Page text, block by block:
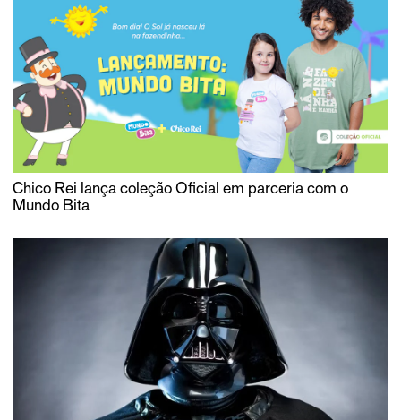
Chico Rei lança coleção Oficial em parceria com o
Mundo Bita